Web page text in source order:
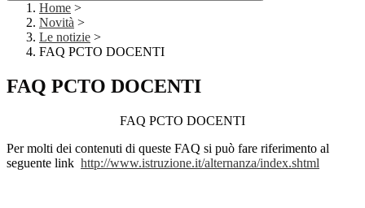
Home >
Novità >
Le notizie >
FAQ PCTO DOCENTI
FAQ PCTO DOCENTI
FAQ PCTO DOCENTI
Per molti dei contenuti di queste FAQ si può fare riferimento al
seguente link http://www.istruzione.it/alternanza/index.shtml